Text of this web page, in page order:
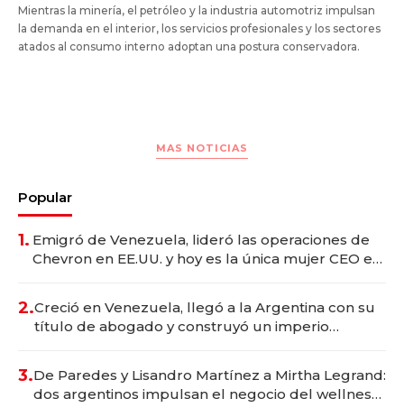
Mientras la minería, el petróleo y la industria automotriz impulsan
la demanda en el interior, los servicios profesionales y los sectores
atados al consumo interno adoptan una postura conservadora.
MAS NOTICIAS
Popular
1. Emigró de Venezuela, lideró las operaciones de
Chevron en EE.UU. y hoy es la única mujer CEO en
2.Creció en Venezuela, llegó a la Argentina con su
título de abogado y construyó un imperio
3.De Paredes y Lisandro Martínez a Mirtha Legrand:
dos argentinos impulsan el negocio del wellness